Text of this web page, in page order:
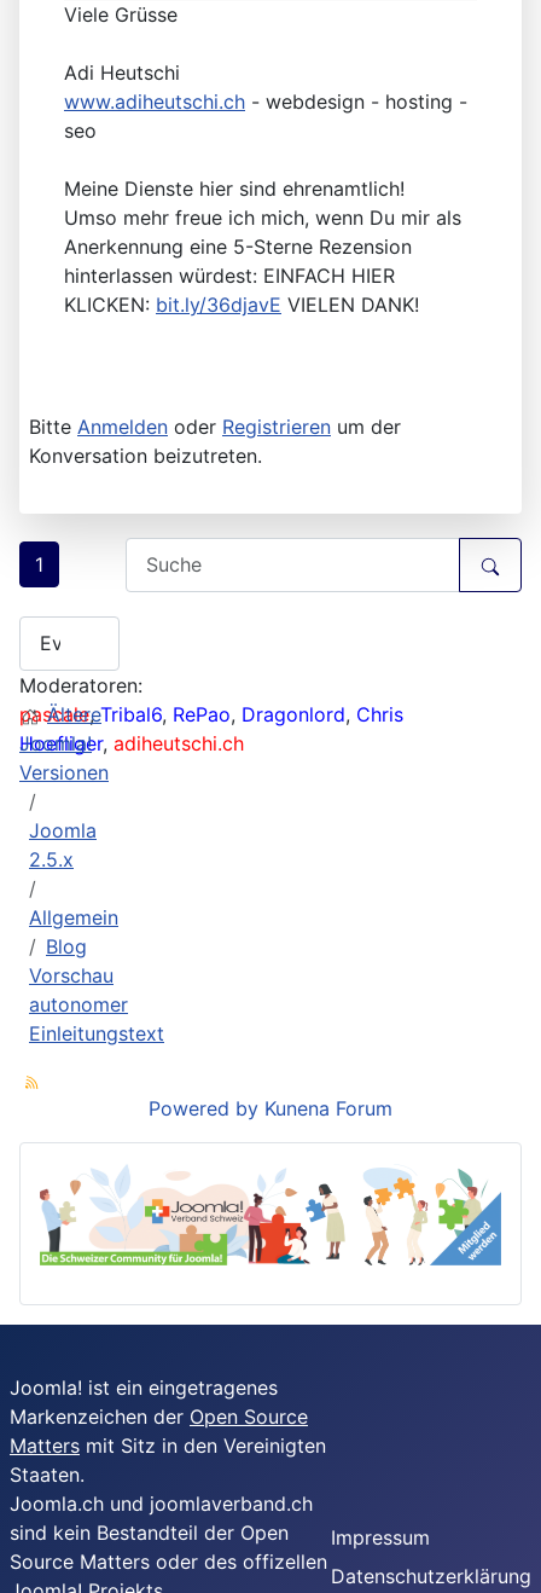
Viele Grüsse
Adi Heutschi
www.adiheutschi.ch - webdesign - hosting -
seo
Meine Dienste hier sind ehrenamtlich!
Umso mehr freue ich mich, wenn Du mir als
Anerkennung eine 5-Sterne Rezension
hinterlassen würdest: EINFACH HIER
KLICKEN: bit.ly/36djavE VIELEN DANK!
Bitte Anmelden oder Registrieren um der
Konversation beizutreten.
1
Moderatoren:
pascale,Tribal6, RePao, Dragonlord, Chris
Hoefliger, adiheutschi.ch
Ältere
Joomla!
Versionen
Joomla
2.5.x
Allgemein
Blog
Vorschau
autonomer
Einleitungstext
Powered by Kunena Forum
Joomla! ist ein eingetragenes
Markenzeichen der Open Source
Matters mit Sitz in den Vereinigten
Staaten.
Joomla.ch und joomlaverband.ch
sind kein Bestandteil der Open
Source Matters oder des offizellen
Impressum
Datenschutzerklärung